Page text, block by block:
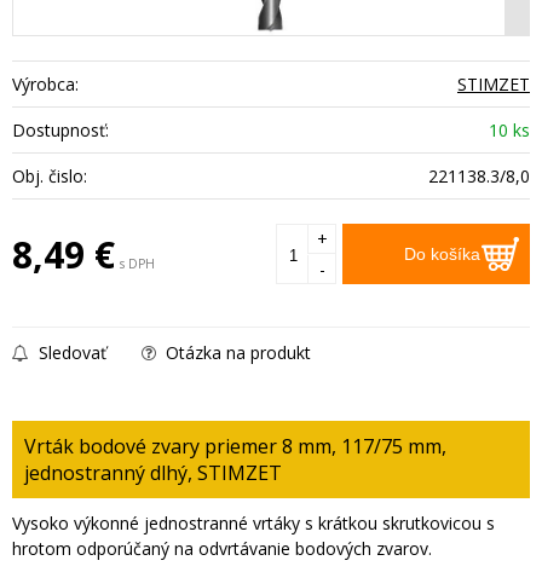
Výrobca:
STIMZET
Dostupnosť:
10 ks
Obj. čislo:
221138.3/8,0
8,49 € s DPH Do košíka
+
-
Sledovať Otázka na produkt
Vrták bodové zvary priemer 8 mm, 117/75 mm,
jednostranný dlhý, STIMZET
Vysoko výkonné jednostranné vrtáky s krátkou skrutkovicou s
hrotom odporúčaný na odvrtávanie bodových zvarov.